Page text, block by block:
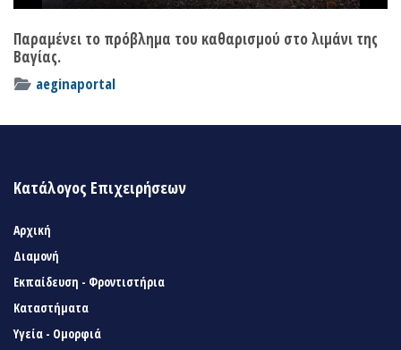
Παραμένει το πρόβλημα του καθαρισμού στο λιμάνι της
Βαγίας.
aeginaportal
Κατάλογος Επιχειρήσεων
Αρχική
Διαμονή
Εκπαίδευση - Φροντιστήρια
Καταστήματα
Υγεία - Ομορφιά